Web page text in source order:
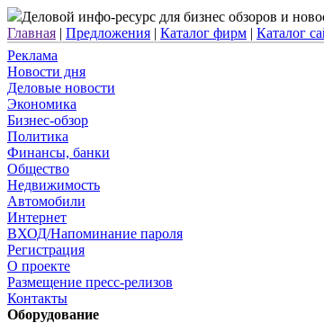
Деловой инфо-ресурс для бизнес обзоров и
Главная | Предложения | Каталог фирм | Каталог
Реклама
Новости дня
Деловые новости
Экономика
Бизнес-обзор
Политика
Финансы, банки
Общество
Недвижимость
Автомобили
Интернет
ВХОД/Напоминание пароля
Регистрация
О проекте
Размещение пресс-релизов
Контакты
Оборудование